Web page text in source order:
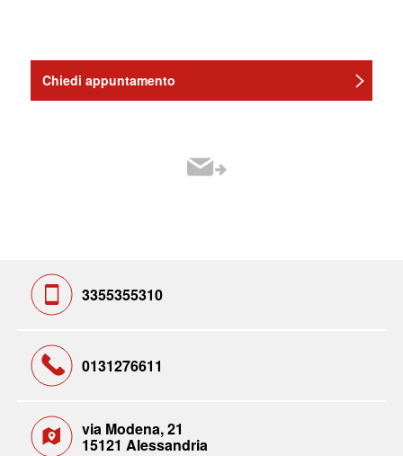
Chiedi appuntamento
3355355310
0131276611
via Modena, 21
15121 Alessandria